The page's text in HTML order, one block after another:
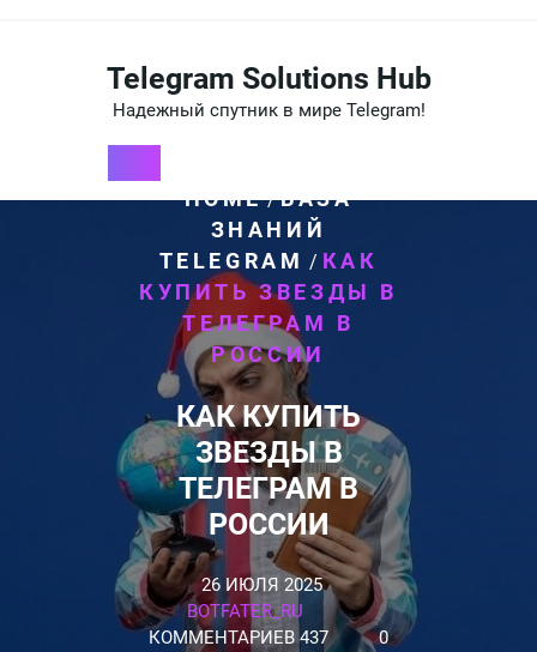
содержимомуTelegram Solutions Hub
Надежный спутник в мире Telegram!
HOME/БАЗА
ЗНАНИЙ
TELEGRAM / КАК
КУПИТЬ ЗВЕЗДЫ В
ТЕЛЕГРАМ В
РОССИИ
КАК КУПИТЬ
ЗВЕЗДЫ В
ТЕЛЕГРАМ В
РОССИИ
26 ИЮЛЯ 2025
BOTFATER_RU
КОММЕНТАРИЕВ 437
0